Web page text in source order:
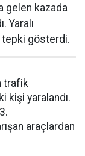
gelen kazada
Yaralı
tepki gösterdi.
trafik
kişi yaralandı.
araçlardan